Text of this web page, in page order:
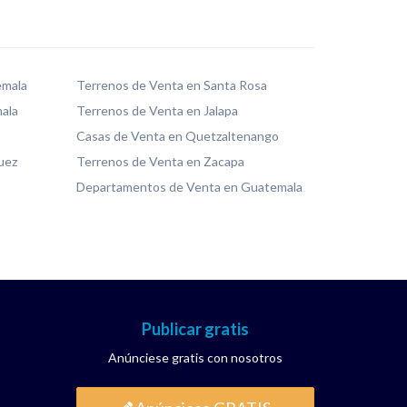
Terrenos de Venta en Santa Rosa
Terrenos de Venta en Jalapa
Casas de Venta en Quetzaltenango
Terrenos de Venta en Zacapa
Departamentos de Venta en Guatemala
Publicar gratis
Anúnciese gratis con nosotros